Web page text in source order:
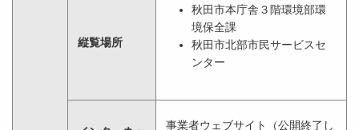
縦覧場所
秋田市本庁舎３階環境部環
境保全課
秋田市北部市民サービスセ
ンター
事業者ウェブサイト（公開終了し